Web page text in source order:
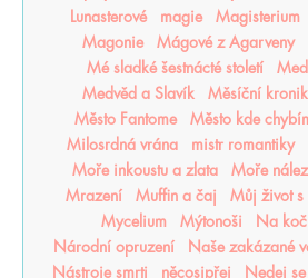
Lunasterové
magie Magisterium
Magonie
Mágové z Agarveny
Mé sladké šestnácté století
Medvěd a Slavík
Měsíční
Město Fantome
Město kde
Milosrdná vrána
mistr romantiky
Moře inkoustu a zlata
Moře
Mrazení
Muffin a čaj
Můj život s
Mycelium
Mýtonoši
Na
Národní opruzení
Naše zakázané
Nástroje smrti
něcosipřej Nedej se